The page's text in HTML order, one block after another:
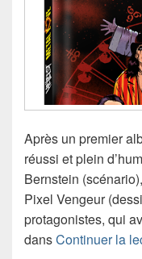
Après un premier
réussi et plein
Bernstein
Pixel Vengeur
protagonistes, qui
dansContinuer la